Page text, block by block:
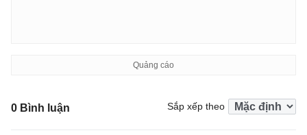
0 Bình luận Sắp xếp theo